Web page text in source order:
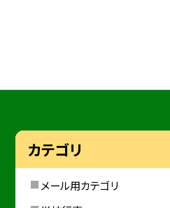
カテゴリ
メール用カテゴリ